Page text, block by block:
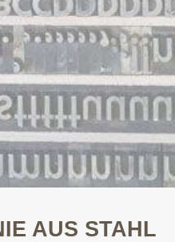
AUS STAHL